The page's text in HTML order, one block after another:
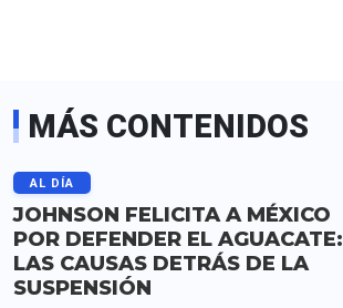
MÁS CONTENIDOS
AL DÍA
JOHNSON FELICITA A MÉXICO
POR DEFENDER EL AGUACATE:
LAS CAUSAS DETRÁS DE LA
SUSPENSIÓN